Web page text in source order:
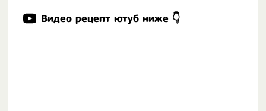
Видео рецепт ютуб ниже 👇